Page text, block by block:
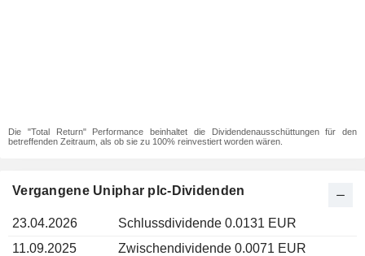
Die "Total Return" Performance beinhaltet die Dividendenausschüttungen für den
betreffenden Zeitraum, als ob sie zu 100% reinvestiert worden wären.
Vergangene Uniphar plc-Dividenden
23.04.2026
Schlussdividende 0.0131 EUR
11.09.2025
Zwischendividende 0.0071 EUR